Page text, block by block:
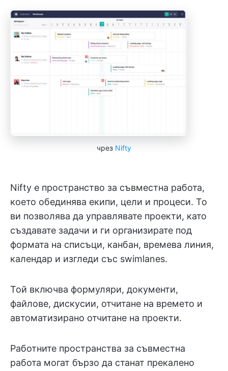
чрез Nifty
Nifty е пространство за съвместна работа,
което обединява екипи, цели и процеси. То
ви позволява да управлявате проекти, като
създавате задачи и ги организирате под
формата на списъци, канбан, времева линия,
календар и изгледи със swimlanes.
Той включва формуляри, документи,
файлове, дискусии, отчитане на времето и
автоматизирано отчитане на проекти.
Работните пространства за съвместна
работа могат бързо да станат прекалено